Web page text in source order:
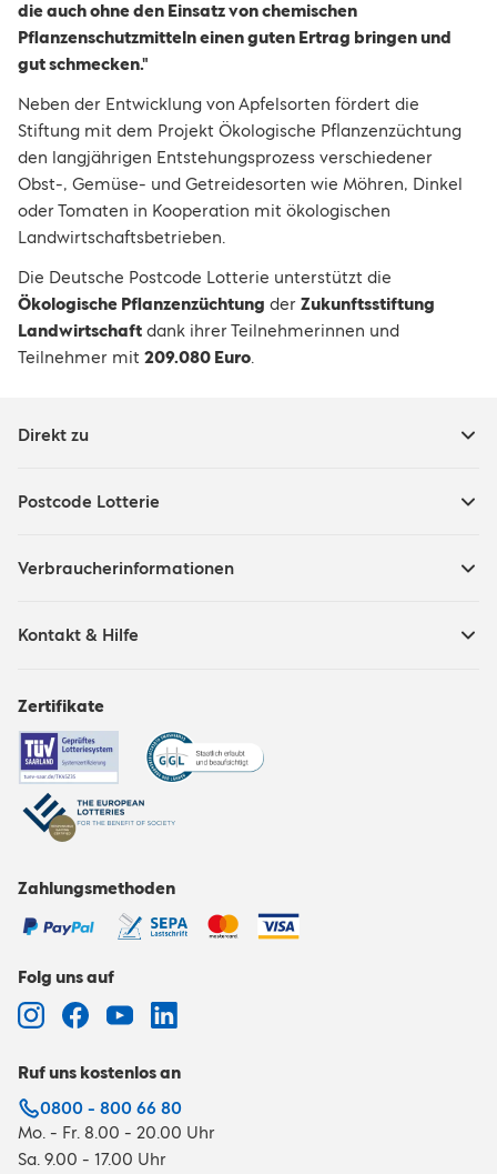
die auch ohne den Einsatz von chemischen
Pflanzenschutzmitteln einen guten Ertrag bringen und
gut schmecken."
Neben der Entwicklung von Apfelsorten fördert die
Stiftung mit dem Projekt Ökologische Pflanzenzüchtung
den langjährigen Entstehungsprozess verschiedener
Obst-, Gemüse- und Getreidesorten wie Möhren, Dinkel
oder Tomaten in Kooperation mit ökologischen
Landwirtschaftsbetrieben.
Die Deutsche Postcode Lotterie unterstützt die
Ökologische Pflanzenzüchtung der Zukunftsstiftung
Landwirtschaft dank ihrer Teilnehmerinnen und
Teilnehmer mit 209.080 Euro.
Direkt zu
Postcode Lotterie
Verbraucherinformationen
Kontakt & Hilfe
Zertifikate
Zahlungsmethoden
Folg uns auf
Ruf uns kostenlos an
0800 - 800 66 80
Mo. - Fr. 8.00 - 20.00 Uhr
Sa. 9.00 - 17.00 Uhr